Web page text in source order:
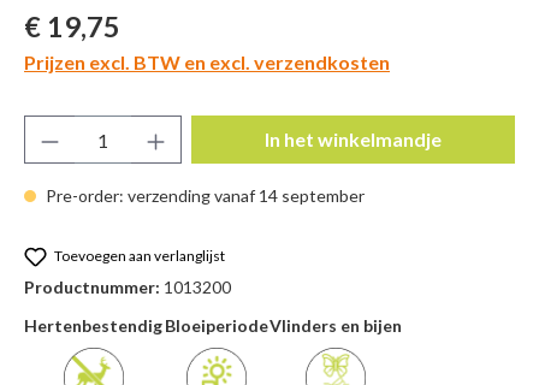
Normale prijs:
€ 19,75
Prijzen excl. BTW en excl. verzendkosten
Pre-order: verzending vanaf 14 september
Producthoeveelheid: Voer de gewenste
In het winkelmandje
Toevoegen aan verlanglijst
Productnummer: 1013200
HertenbestendigBloeiperiodeVlinders en bijen